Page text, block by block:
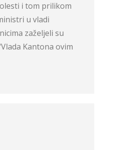
i tom prilikom
u vladi
zaželjeli su
Kantona ovim